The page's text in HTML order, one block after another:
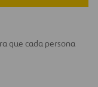
que cada persona